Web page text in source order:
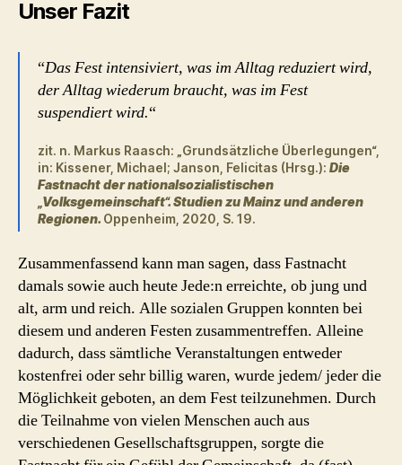
Unser Fazit
“Das Fest intensiviert, was im Alltag reduziert wird,
der Alltag wiederum braucht, was im Fest
suspendiert wird.“
zit. n. Markus Raasch: „Grundsätzliche Überlegungen“,
in: Kissener, Michael; Janson, Felicitas (Hrsg.): Die
Fastnacht der nationalsozialistischen
„Volksgemeinschaft“. Studien zu Mainz und anderen
Regionen. Oppenheim, 2020, S. 19.
Zusammenfassend kann man sagen, dass Fastnacht
damals sowie auch heute Jede:n erreichte, ob jung und
alt, arm und reich. Alle sozialen Gruppen konnten bei
diesem und anderen Festen zusammentreffen. Alleine
dadurch, dass sämtliche Veranstaltungen entweder
kostenfrei oder sehr billig waren, wurde jedem/ jeder die
Möglichkeit geboten, an dem Fest teilzunehmen. Durch
die Teilnahme von vielen Menschen auch aus
verschiedenen Gesellschaftsgruppen, sorgte die